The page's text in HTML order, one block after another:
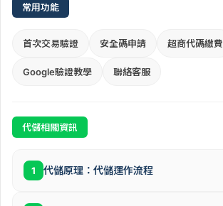
常用功能
首次交易驗證 安全碼申請 超商代碼繳費
Google驗證教學 聯絡客服
代儲相關資訊
1 代儲原理：代儲運作流程